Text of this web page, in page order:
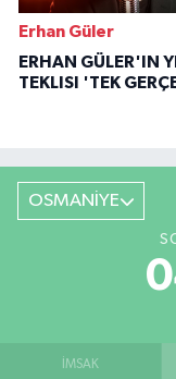
Erhan Güler
ERHAN GÜLER'IN
TEKLISI 'TEK
OSMANİYE
İMSAK